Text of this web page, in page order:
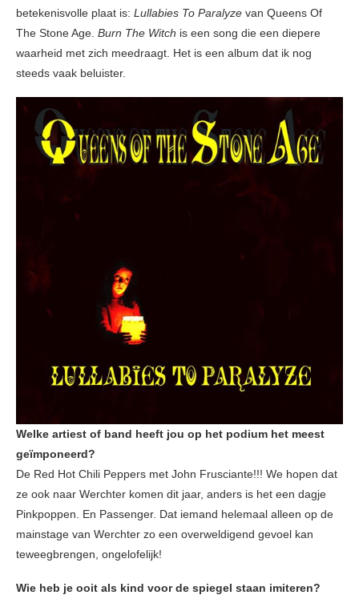
betekenisvolle plaat is: Lullabies To Paralyze van Queens Of
The Stone Age. Burn The Witch is een song die een diepere
waarheid met zich meedraagt. Het is een album dat ik nog
steeds vaak beluister.
Welke artiest of band heeft jou op het podium het meest
geïmponeerd?
De Red Hot Chili Peppers met John Frusciante!!! We hopen dat
ze ook naar Werchter komen dit jaar, anders is het een dagje
Pinkpoppen. En Passenger. Dat iemand helemaal alleen op de
mainstage van Werchter zo een overweldigend gevoel kan
teweegbrengen, ongelofelijk!
Wie heb je ooit als kind voor de spiegel staan imiteren?